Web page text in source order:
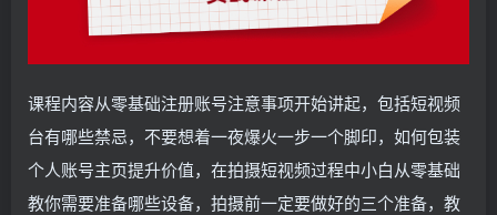
课程内容从零基础注册账号注意事项开始讲起，包括短视频
台有哪些禁忌，不要想着一夜爆火一步一个脚印，如何包装
个人账号主页提升价值，在拍摄短视频过程中小白从零基础
教你需要准备哪些设备，拍摄前一定要做好的三个准备，教